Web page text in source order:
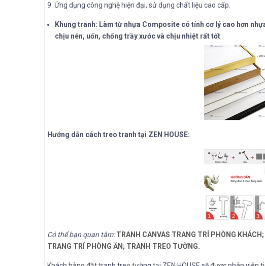
9. Ứng dụng công nghệ hiện đại, sử dụng chất liệu cao cấp.
Khung tranh: Làm từ nhựa Composite có tính cơ lý cao hơn
chịu nén, uốn, chống trầy xước và chịu nhiệt rất tốt
Hướng dẫn cách treo tranh tại ZEN HOUSE:
Có thể bạn quan tâm: TRANH CANVAS TRANG TRÍ PHÒNG KHÁCH ;
TRANG TRÍ PHÒNG ĂN ; TRANH TREO TƯỜNG.